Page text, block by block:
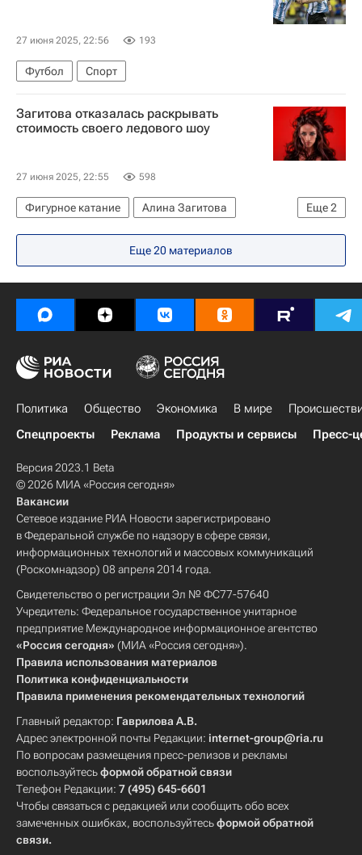
27 июня 2025, 22:56 193
Футбол Спорт
Загитова отказалась раскрывать
стоимость своего ледового шоу
27 июня 2025, 22:55 598
Еще2
Фигурное катание
Алина Загитова
Евгения Медведева
Владимир Морозов (фигурное катание)
Еще 20 материалов
Политика Общество Экономика В мире
Спецпроекты
Реклама Продукты и сервисы Пресс-
Версия 2023.1 Beta
© 2026 МИА «Россия сегодня»
Вакансии
Сетевое издание РИА Новости зарегистрировано
в Федеральной службе по надзору в сфере связи,
информационных технологий и массовых коммуникаций
(Роскомнадзор) 08 апреля 2014 года.
Свидетельство о регистрации Эл № ФС77-57640
Учредитель: Федеральное государственное унитарное
предприятие Международное информационное агентство
«Россия сегодня» (МИА «Россия сегодня»).
Правила использования материалов
Политика конфиденциальности
Правила применения рекомендательных технологий
Главный редактор: Гаврилова А.В.
Адрес электронной почты Редакции: internet-group@ria.ru
По вопросам размещения пресс-релизов и рекламы
воспользуйтесьформой обратной связи
Телефон Редакции: 7 (495) 645-6601
Чтобы связаться с редакцией или сообщить обо всех
замеченных ошибках, воспользуйтесьформой обратной
связи.